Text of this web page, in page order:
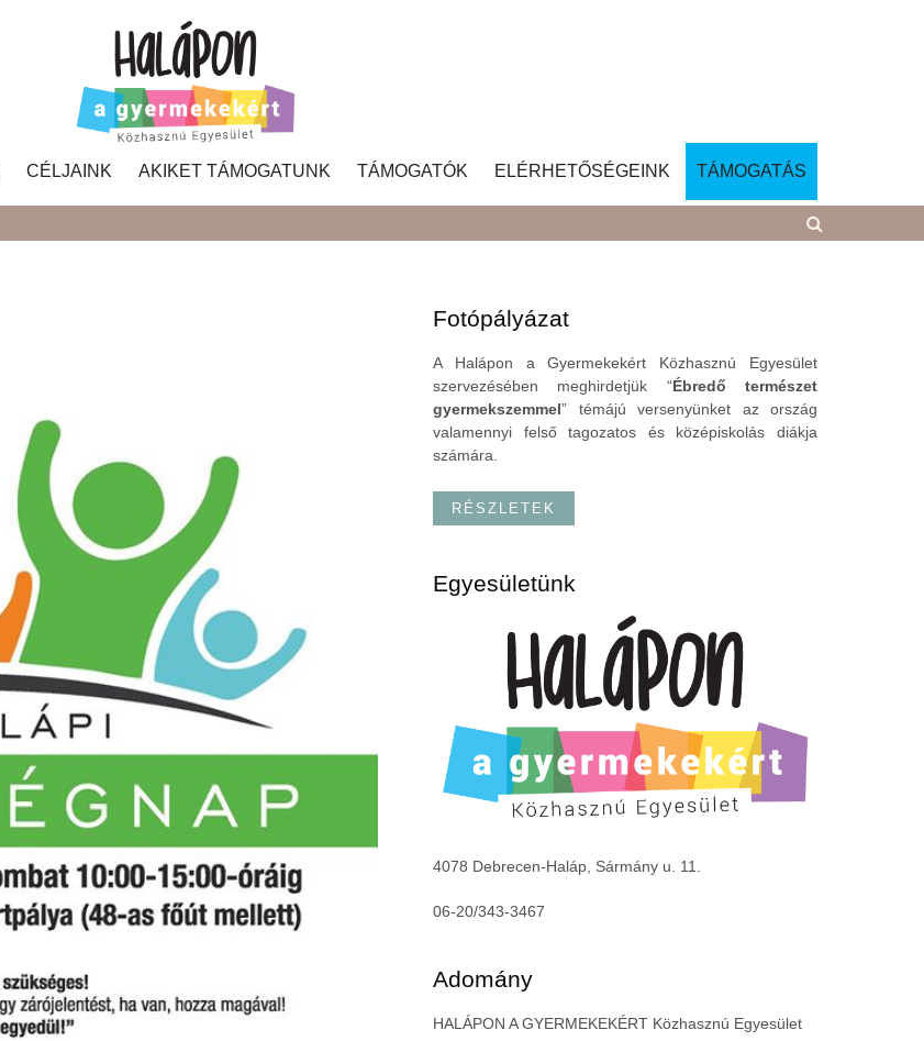
CÉLJAINK AKIKET TÁMOGATUNK TÁMOGATÓK ELÉRHETŐSÉGEINK TÁMOGATÁS
Fotópályázat
A Halápon a Gyermekekért Közhasznú Egyesület
szervezésében meghirdetjük “Ébredő természet
gyermekszemmel” témájú versenyünket az ország
valamennyi felső tagozatos és középiskolás diákja
számára.
RÉSZLETEK
Egyesületünk
4078 Debrecen-Haláp, Sármány u. 11.
06-20/343-3467
Adomány
HALÁPON A GYERMEKEKÉRT Közhasznú Egyesület